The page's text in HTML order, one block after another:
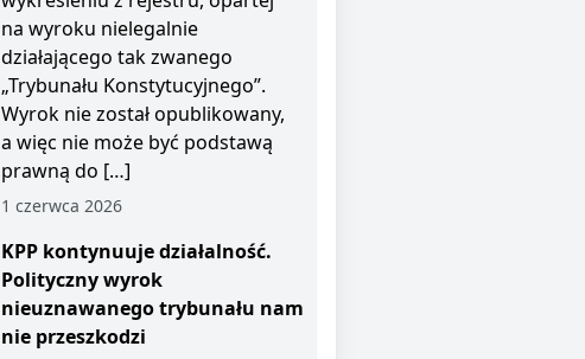
na wyroku nielegalnie
działającego tak zwanego
„Trybunału Konstytucyjnego”.
Wyrok nie został opublikowany,
a więc nie może być podstawą
prawną do […]
1 czerwca 2026
KPP kontynuuje działalność.
Polityczny wyrok
nieuznawanego trybunału nam
nie przeszkodzi